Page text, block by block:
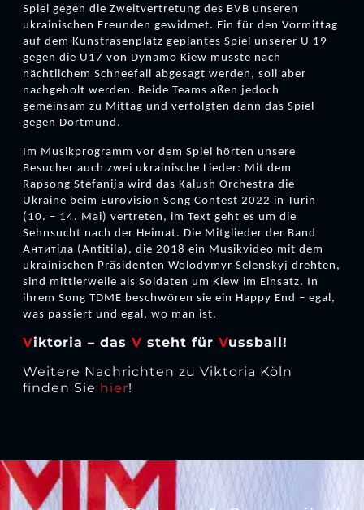
Spiel gegen die Zweitvertretung des BVB unseren
ukrainischen Freunden gewidmet. Ein für den Vormittag
auf dem Kunstrasenplatz geplantes Spiel unserer U 19
gegen die U17 von Dynamo Kiew musste nach
nächtlichem Schneefall abgesagt werden, soll aber
nachgeholt werden. Beide Teams aßen jedoch
gemeinsam zu Mittag und verfolgten dann das Spiel
gegen Dortmund.
Im Musikprogramm vor dem Spiel hörten unsere
Besucher auch zwei ukrainische Lieder: Mit dem
Rapsong Stefanija wird das Kalush Orchestra die
Ukraine beim Eurovision Song Contest 2022 in Turin
(10. – 14. Mai) vertreten, im Text geht es um die
Sehnsucht nach der Heimat. Die Mitglieder der Band
Антитіла (Antitila), die 2018 ein Musikvideo mit dem
ukrainischen Präsidenten Wolodymyr Selenskyj drehten,
sind mittlerweile als Soldaten um Kiew im Einsatz. In
ihrem Song TDME beschwören sie ein Happy End – egal,
was passiert und egal, wo man ist.
Viktoria – das V steht für Vussball!
Weitere Nachrichten zu Viktoria Köln
finden Sie hier!